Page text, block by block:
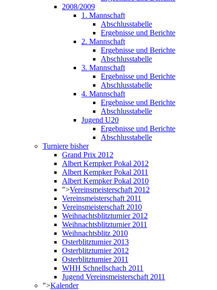
2008/2009
1. Mannschaft
Abschlusstabelle
Ergebnisse und Berichte
2. Mannschaft
Ergebnisse und Berichte
Abschlusstabelle
3. Mannschaft
Ergebnisse und Berichte
Abschlusstabelle
4. Mannschaft
Ergebnisse und Berichte
Abschlusstabelle
Jugend U20
Ergebnisse und Berichte
Abschlusstabelle
Turniere bisher
Grand Prix 2012
Albert Kempker Pokal 2012
Albert Kempker Pokal 2011
Albert Kempker Pokal 2010
">Vereinsmeisterschaft 2012
Vereinsmeisterschaft 2011
Vereinsmeisterschaft 2010
Weihnachtsblitzturnier 2012
Weihnachtsblitzturnier 2011
Weihnachtsblitz 2010
Osterblitzturnier 2013
Osterblitzturnier 2012
Osterblitzturnier 2011
WHH Schnellschach 2011
Jugend Vereinsmeisterschaft 2011
">Kalender